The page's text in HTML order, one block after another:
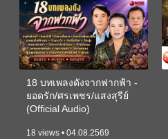
18 บทเพลงดังจากฟากฟ้า -
ยอดรัก/ศรเพชร/แสงสุรีย์
(Official Audio)
18 views • 04.08.2569